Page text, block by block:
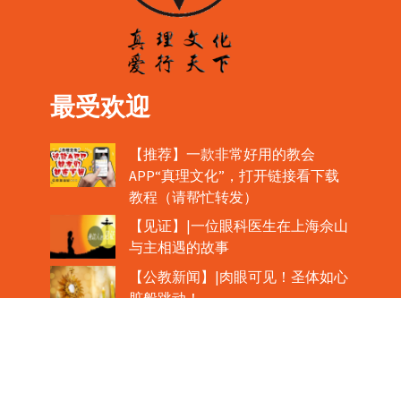
最受欢迎
【推荐】一款非常好用的教会
APP“真理文化”，打开链接看下载
教程（请帮忙转发）
【见证】|一位眼科医生在上海佘山
与主相遇的故事
【公教新闻】|肉眼可见！圣体如心
脏般跳动！